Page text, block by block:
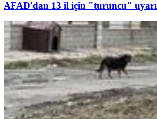
AFAD'dan 13 il için "turuncu" uyarı